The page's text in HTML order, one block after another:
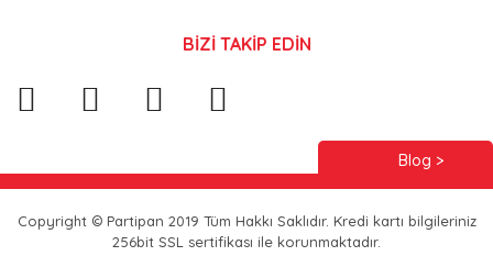
BİZİ TAKİP EDİN
Copyright © Partipan 2019 Tüm Hakkı Saklıdır. Kredi kartı bilgileriniz
256bit SSL sertifikası ile korunmaktadır.
Blog >